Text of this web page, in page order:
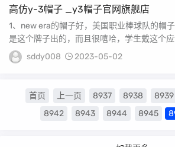
高仿y-3帽子 _y3帽子官网旗舰店
1、new era的帽子好，美国职业棒球队的帽
是这个牌子出的，而且很嘻哈，学生戴这个应
错，我就戴这个 一般的运动品牌都有鸭舌帽卖
sddy008 2023-05-02
首页 上一页 8937 8938 8939
8942
8943 8944 8945